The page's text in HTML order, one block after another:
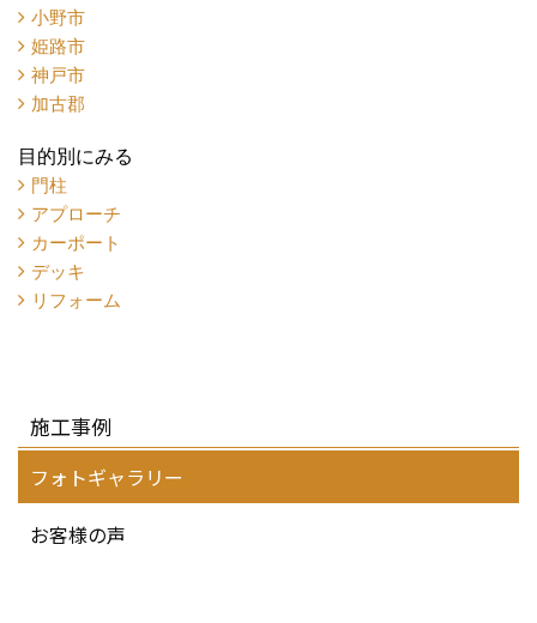
小野市
姫路市
神戸市
加古郡
目的別にみる
門柱
アプローチ
カーポート
デッキ
リフォーム
施工事例
フォトギャラリー
お客様の声